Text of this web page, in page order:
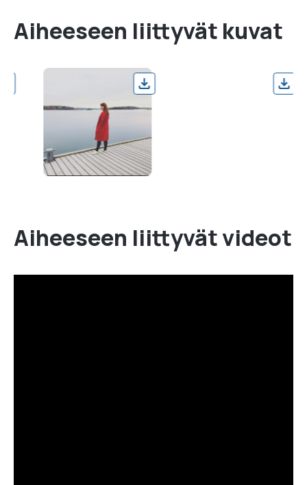
Aiheeseen liittyvät kuvat
Aiheeseen liittyvät videot